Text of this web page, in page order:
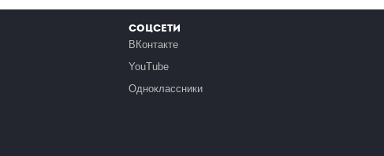
Соцсети
ВКонтакте
YouTube
Одноклассники